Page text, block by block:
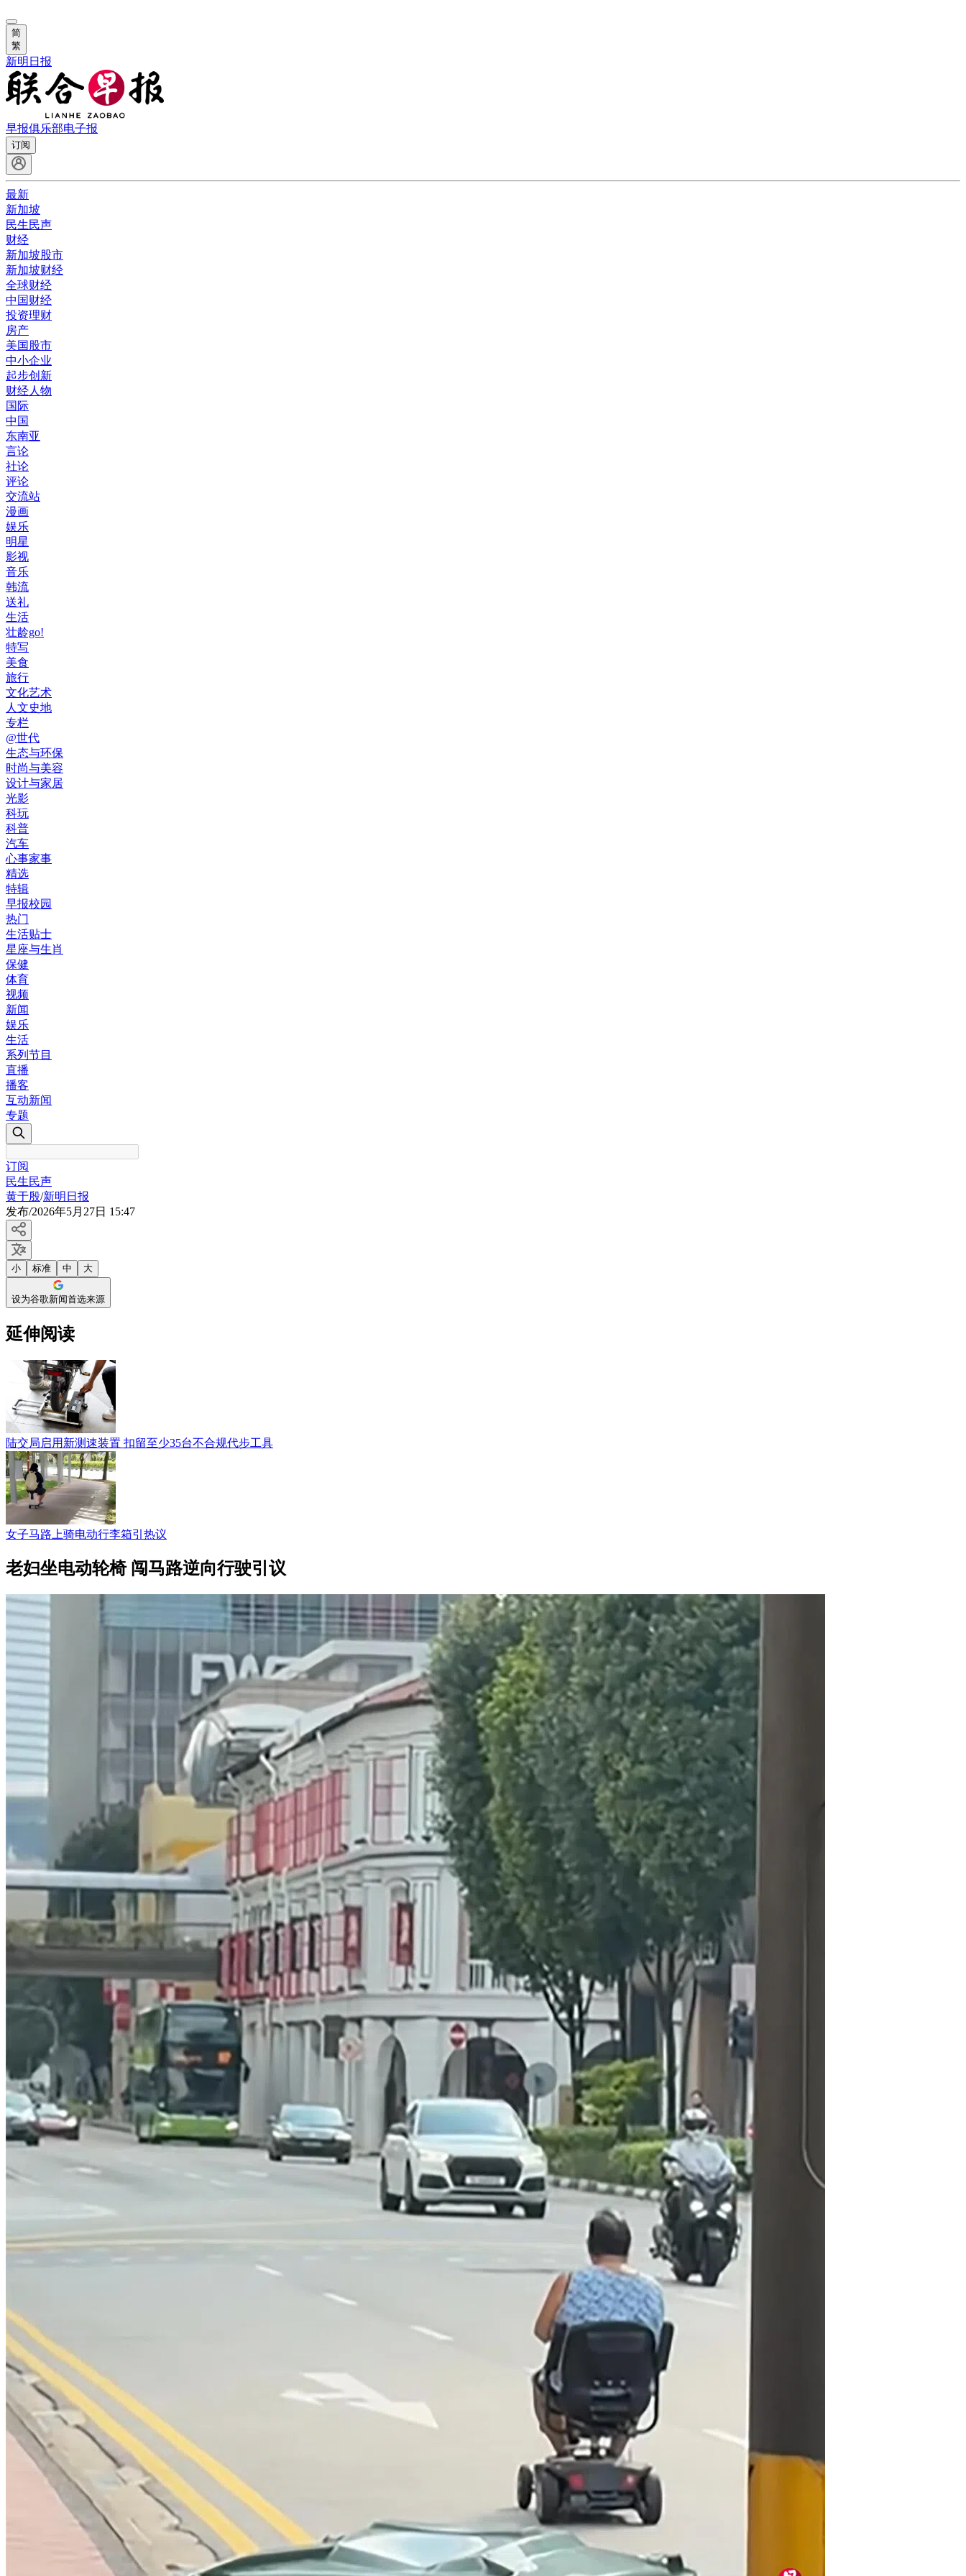
简
繁
新明日报
早报俱乐部电子报
订阅
最新
新加坡
民生民声
财经
新加坡股市
新加坡财经
全球财经
中国财经
投资理财
房产
美国股市
中小企业
起步创新
财经人物
国际
中国
东南亚
言论
社论
评论
交流站
漫画
娱乐
明星
影视
音乐
韩流
送礼
生活
壮龄go!
特写
美食
旅行
文化艺术
人文史地
专栏
@世代
生态与环保
时尚与美容
设计与家居
光影
科玩
科普
汽车
心事家事
精选
特辑
早报校园
热门
生活贴士
星座与生肖
保健
体育
视频
新闻
娱乐
生活
系列节目
直播
播客
互动新闻
专题
订阅
民生民声
黄于殷/新明日报
发布/2026年5月27日 15:47
小 标准 中 大
设为谷歌新闻首选来源
延伸阅读
陆交局启用新测速装置 扣留至少35台不合规代步工具
女子马路上骑电动行李箱引热议
老妇坐电动轮椅 闯马路逆向行驶引议